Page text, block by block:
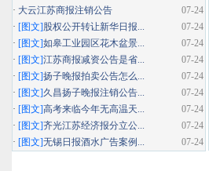
07-24
· 大云江苏商报注销公告
07-24
· [图文]股权公开转让新华日报...
07-24
· [图文]如皋工业园区花木盆景...
07-24
· [图文]江苏商报减资公告是省...
07-24
· [图文]扬子晚报拍卖公告怎么...
07-24
· [图文]久昌扬子晚报注销公告...
07-24
· [图文]高考来临今年无高温天...
07-24
· [图文]齐光江苏经济报分立公...
07-24
· [图文]无锡日报酒水广告案例...